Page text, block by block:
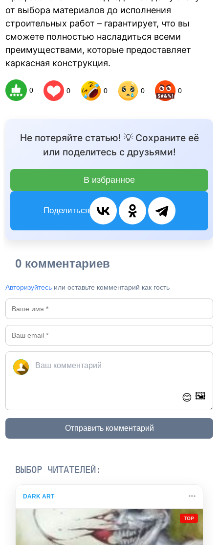
от выбора материалов до исполнения
строительных работ – гарантирует, что вы
сможете полностью насладиться всеми
преимуществами, которые предоставляет
каркасная конструкция.
0 0 0 0 0
Не потеряйте статью! 💡 Сохраните её
или поделитесь с друзьями!
В избранное
Поделиться
0 комментариев
Авторизуйтесь или оставьте комментарий как гость
😊 🖼️
Отправить комментарий
ВЫБОР ЧИТАТЕЛЕЙ:
DARK ART
TOP